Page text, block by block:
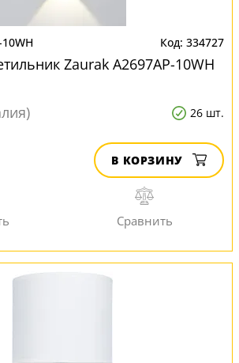
334727
Zaurak A2697AP-10WH
26 шт.
В КОРЗИНУ